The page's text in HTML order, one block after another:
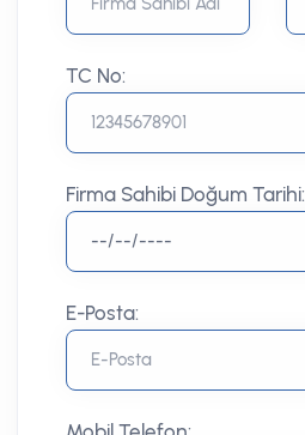
TC No:
Firma Sahibi Doğum Tarihi:
E-Posta: